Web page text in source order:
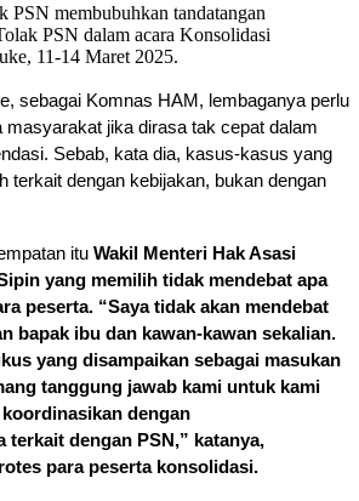
PSN membubuhkan tandatangan
PSN dalam acara Konsolidasi
11-14 Maret 2025.
sebagai Komnas HAM, lembaganya perlu
masyarakat jika dirasa tak cepat dalam
Sebab, kata dia, kasus-kasus yang
terkait dengan kebijakan, bukan dengan
itu Wakil Menteri Hak Asasi
yang memilih tidak mendebat apa
peserta. “Saya tidak akan mendebat
bapak ibu dan kawan-kawan sekalian.
yang disampaikan sebagai masukan
tanggung jawab kami untuk kami
dengan
terkait dengan PSN,” katanya,
para peserta konsolidasi.